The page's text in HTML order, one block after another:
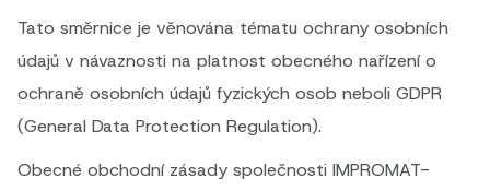
Tato směrnice je věnována tématu ochrany osobních
údajů v návaznosti na platnost obecného nařízení o
ochraně osobních údajů fyzických osob neboli GDPR
(General Data Protection Regulation).
Obecné obchodní zásady společnosti IMPROMAT-